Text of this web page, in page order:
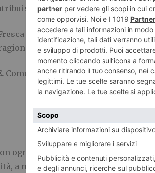
in modo forse poco
ventata di spensieratezza e
se avete vissuto una crisi.
Comunicativi, dinamici, frizzanti,
ogni probabilità verranno
a maggior ragione se non